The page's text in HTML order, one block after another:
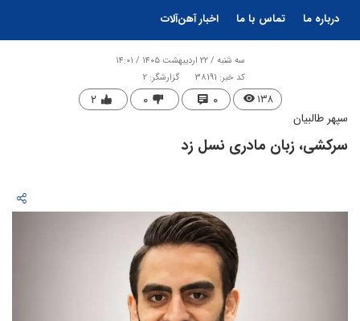
درباره ما تماس با ما اخبار آهن‌آلات
سه شنبه / ۲۲ اردیبهشت ۱۴۰۵ / ۱۴:۰۱
کد خبر: 38191
گزارشگر: 2
۱۳۸ ۰ ۰ ۲
سپهر طالبیان
سرکشی، زبان مادری نسل زد